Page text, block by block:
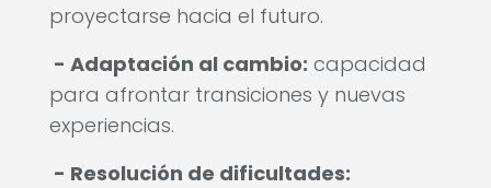
proyectarse hacia el futuro.
- Adaptación al cambio: capacidad
para afrontar transiciones y nuevas
experiencias.
- Resolución de dificultades: